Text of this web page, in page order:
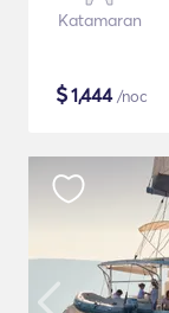
Katamaran
$1,444/noc